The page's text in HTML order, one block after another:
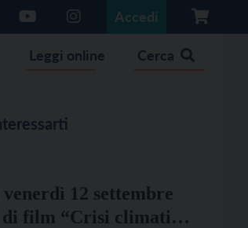
Accedi
Leggi online Cerca
12 settembre
di film “Crisi climatica